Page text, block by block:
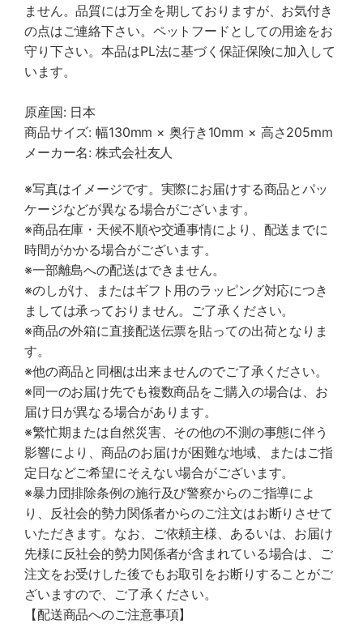
ません。品質には万全を期しておりますが、お気付き
の点はご連絡下さい。ペットフードとしての用途をお
守り下さい。本品はPL法に基づく保証保険に加入して
います。
原産国: 日本
商品サイズ: 幅130mm × 奥行き10mm × 高さ205mm
メーカー名: 株式会社友人
※写真はイメージです。実際にお届けする商品とパッ
ケージなどが異なる場合がございます。
※商品在庫・天候不順や交通事情により、配送までに
時間がかかる場合がございます。
※一部離島への配送はできません。
※のしがけ、またはギフト用のラッピング対応につき
ましては承っておりません。ご了承ください。
※商品の外箱に直接配送伝票を貼っての出荷となりま
す。
※他の商品と同梱は出来ませんのでご了承ください。
※同一のお届け先でも複数商品をご購入の場合は、お
届け日が異なる場合があります。
※繁忙期または自然災害、その他の不測の事態に伴う
影響により、商品のお届けが困難な地域、またはご指
定日などご希望にそえない場合がございます。
※暴力団排除条例の施行及び警察からのご指導によ
り、反社会的勢力関係者からのご注文はお断りさせて
いただきます。なお、ご依頼主様、あるいは、お届け
先様に反社会的勢力関係者が含まれている場合は、ご
注文をお受けした後でもお取引をお断りすることがご
ざいますので、ご了承ください。
【配送商品へのご注意事項】